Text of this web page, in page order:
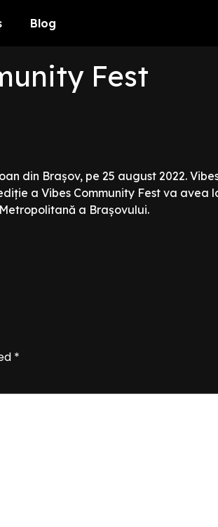
Blog
Fest
din Brașov, pe 25 august 2022.
a Vibes Community Fest va avea
a Brașovului.
*